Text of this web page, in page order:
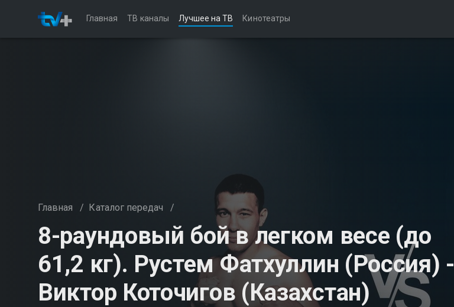
Главная ТВ каналы Лучшее на ТВ Кинотеатры
Главная / Каталог передач /
8-раундовый бой в легком весе (до
61,2 кг). Рустем Фатхуллин (Россия) -
Виктор Коточигов (Казахстан)